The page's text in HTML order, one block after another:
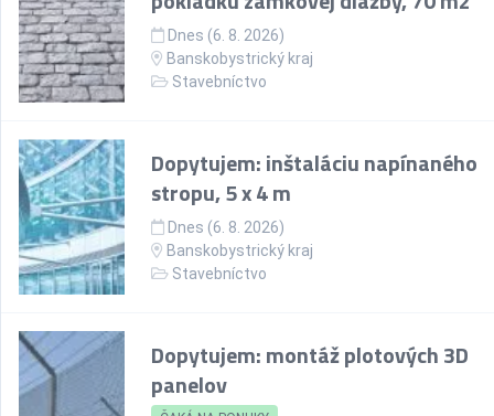
Dnes (6. 8. 2026)
Banskobystrický kraj
Stavebníctvo
Dopytujem: inštaláciu napínaného
stropu, 5 x 4 m
Dnes (6. 8. 2026)
Banskobystrický kraj
Stavebníctvo
Dopytujem: montáž plotových 3D
panelov